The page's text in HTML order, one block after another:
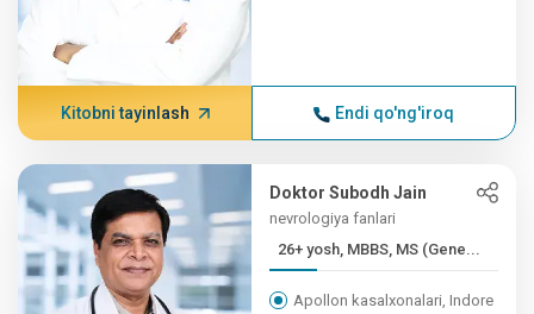
Kitobni tayinlash Endi qo'ng'iroq
Doktor Subodh Jain
nevrologiya fanlari
26+ yosh, MBBS, MS (Gene...
Apollon kasalxonalari, Indore